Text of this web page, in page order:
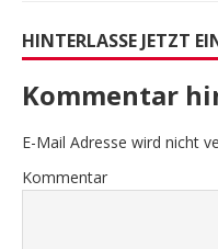
HINTERLASSE JETZT
Kommentar
E-Mail Adresse wird nicht
Kommentar